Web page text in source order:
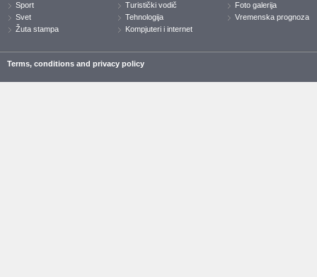
Sport
Svet
Žuta stampa
Turistički vodič
Tehnologija
Kompjuteri i internet
Foto galerija
Vremenska prognoza
Terms, conditions and privacy policy